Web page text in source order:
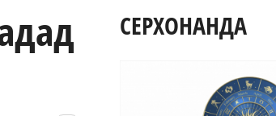
СЕРХОНАНДА